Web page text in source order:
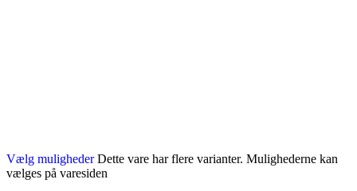
Vælg muligheder Dette vare har flere varianter. Mulighederne kan
vælges på varesiden